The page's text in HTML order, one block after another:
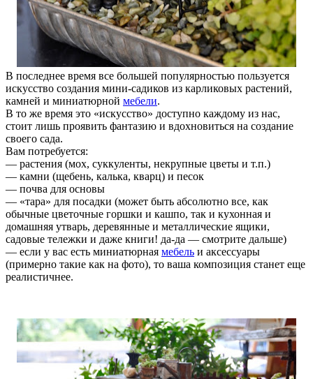
В последнее время все большей популярностью пользуется
искусство создания мини-садиков из карликовых растений,
камней и миниатюрной мебели.
В то же время это «искусство» доступно каждому из нас,
стоит лишь проявить фантазию и вдохновиться на создание
своего сада.
Вам потребуется:
— растения (мох, суккуленты, некрупные цветы и т.п.)
— камни (щебень, калька, кварц) и песок
— почва для основы
— «тара» для посадки (может быть абсолютно все, как
обычные цветочные горшки и кашпо, так и кухонная и
домашняя утварь, деревянные и металлические ящики,
садовые тележки и даже книги! да-да — смотрите дальше)
— если у вас есть миниатюрная мебель и аксессуары
(примерно такие как на фото), то ваша композиция станет еще
реалистичнее.